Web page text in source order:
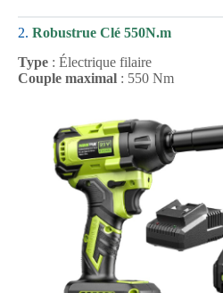
2. Robustrue Clé 550N.m
Type : Électrique filaire
Couple maximal : 550 Nm